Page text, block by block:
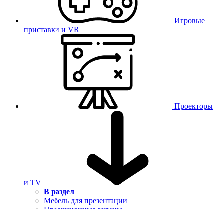
Игровые
приставки и VR
Проекторы
и TV
В раздел
Мебель для презентации